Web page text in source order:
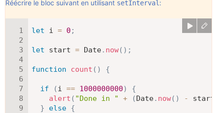
Réécrire le bloc suivant en utilisant setInterval :
let i = 0 ;
let start = Date. now( ) ;
function count ( ) {
if (i == 1000000000)
{
alert ( "Done in " + (Date. now( ) - start
}
else {